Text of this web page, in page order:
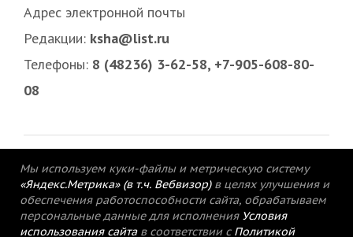
Адрес электронной почты
Редакции: ksha@list.ru
Телефоны: 8 (48236) 3-62-58, +7-905-608-80-
08
Мы используем куки-файлы и метрическую систему
«Яндекс.Метрика» (в т.ч. Вебвизор) в целях улучшения и
обеспечения работоспособности сайта, обрабатываем
персональные данные для исполнения Условия
использования сайтав соответствии с Политикой